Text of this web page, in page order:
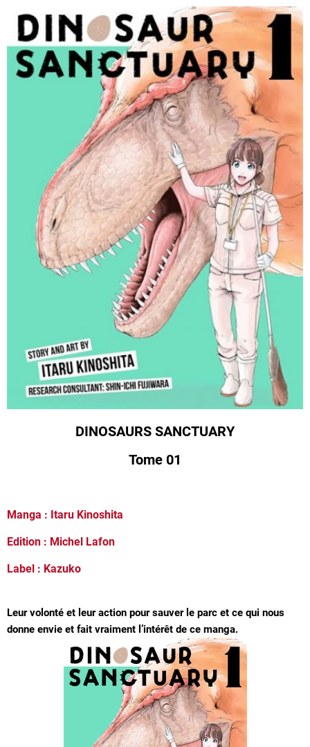
DINOSAURS SANCTUARY
Tome 01
Manga : Itaru Kinoshita
Edition : Michel Lafon
Label : Kazuko
Leur volonté et leur action pour sauver le parc et ce qui nous
donne envie et fait vraiment l’intérêt de ce manga.